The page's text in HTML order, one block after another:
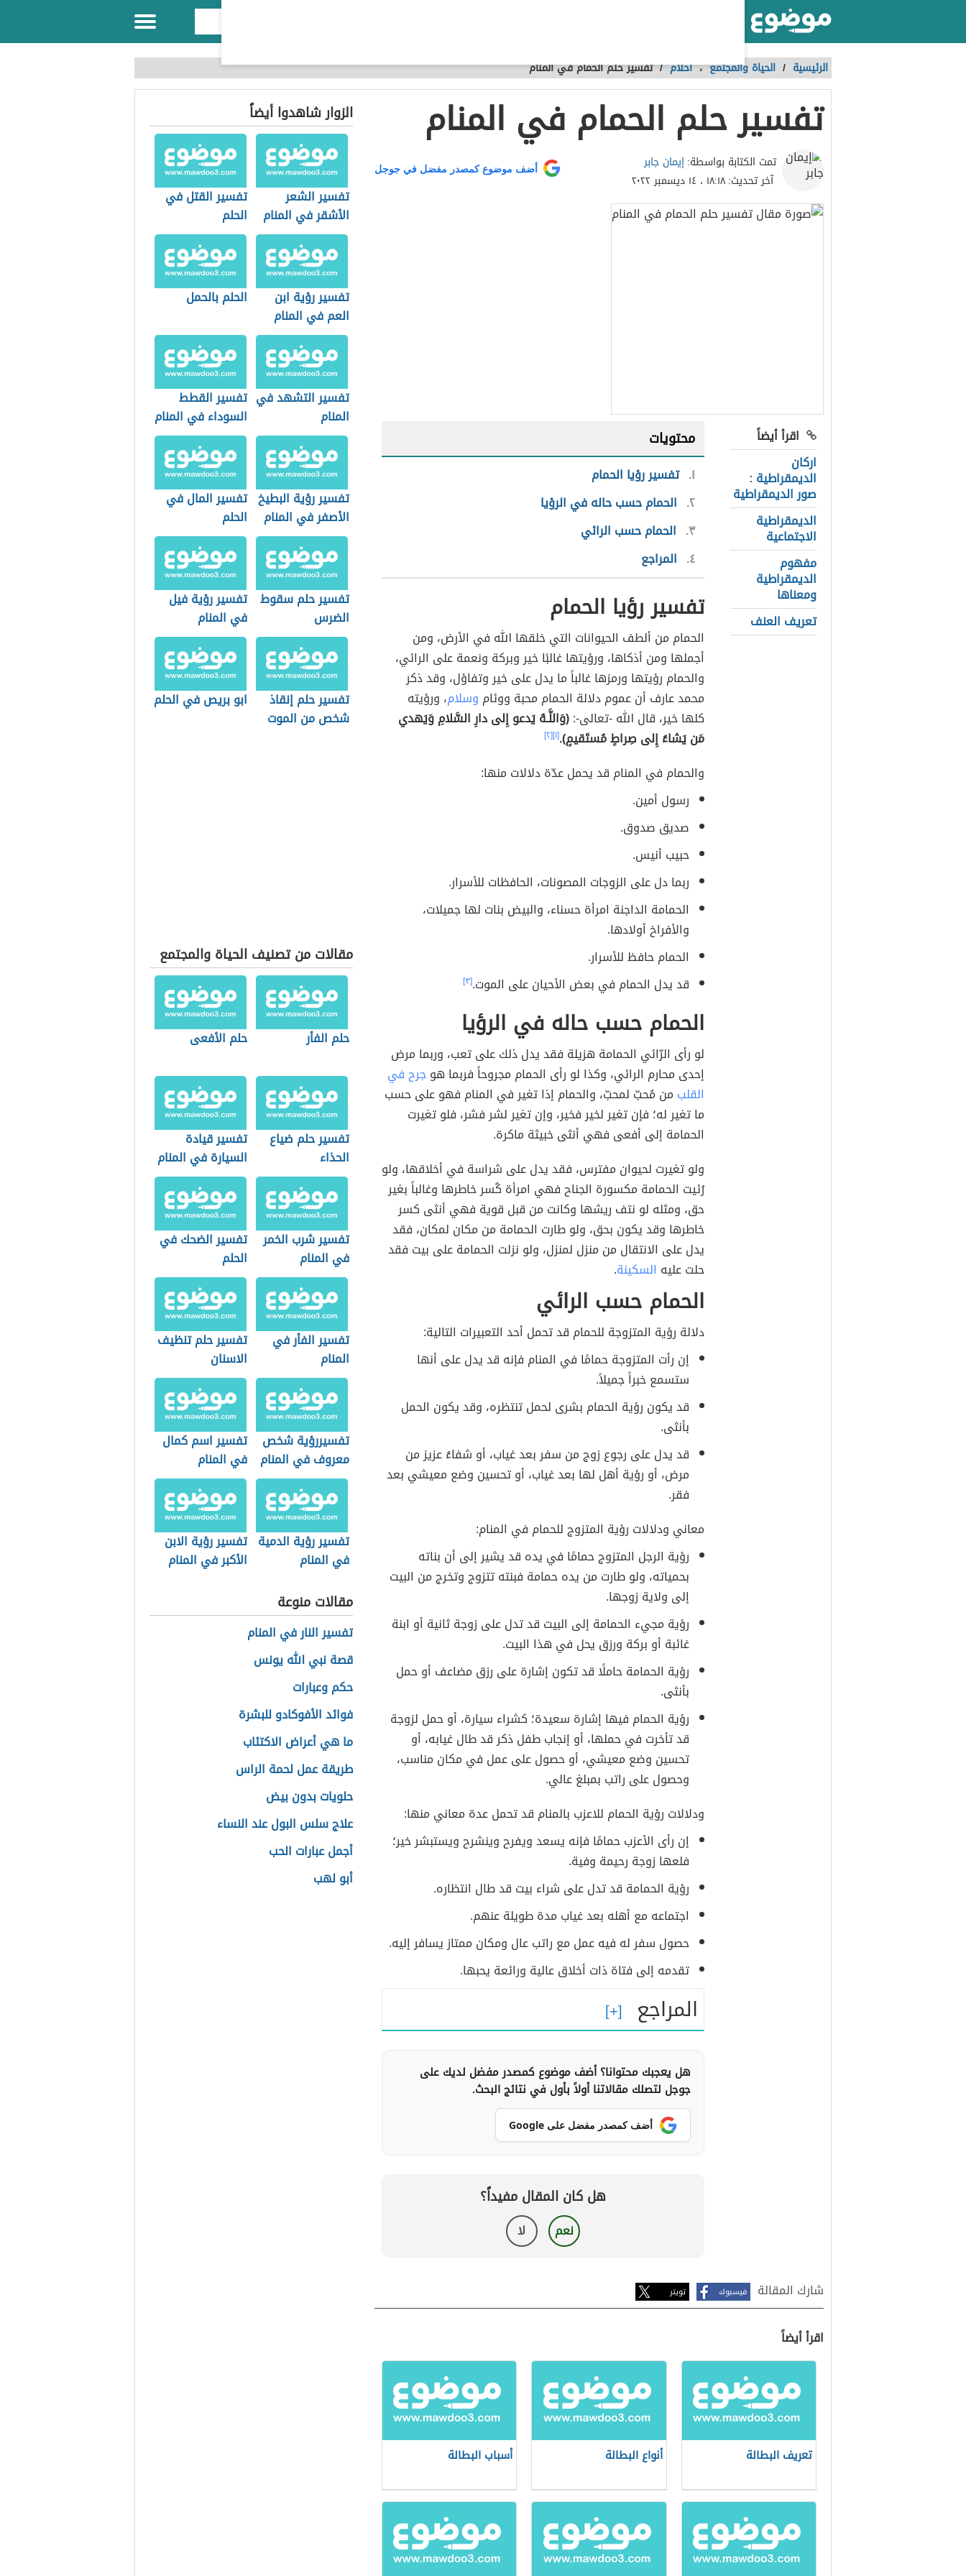
الرئيسية / الحياة والمجتمع،احلام /تفسير حلم الحمام في المنام
تفسير حلم الحمام في المنام
تمت الكتابة بواسطة:إيمان جابر
آخر تحديث:١٨:١٨ ، ١٤ ديسمبر ٢٠٢٢
أضف موضوع كمصدر مفضل في جوجل
اقرأ أيضاً
اركان
الديمقراطية :
صور الديمقراطية
الديمقراطية
الاجتماعية
مفهوم
الديمقراطية
ومعناها
تعريف العنف
محتويات
١ تفسير رؤيا الحمام
٢ الحمام حسب حاله في الرؤيا
٣ الحمام حسب الرائي
٤ المراجع
تفسير رؤيا الحمام
الحمام من ألطف الحيوانات التي خلقها الله في الأرض، ومن
أجملها ومن أذكاها، ورؤيتها غالبًا خير وبركة ونعمة على الرائي،
والحمام رؤيتها ورمزها غالباً ما يدل على خير وتفاؤل، وقد ذكر
محمد عارف أن عموم دلالة الحمام محبة ووئام وسلام، ورؤيته
كلها خير، قال الله -تعالى-:(وَاللَّـهُ يَدعو إِلى دارِ السَّلامِ وَيَهدي
مَن يَشاءُ إِلى صِراطٍ مُستَقيمٍ).[١] [٢]
والحمام في المنام قد يحمل عدّة دلالات منها:
رسول أمين.
صديق صدوق.
حبيب أنيس.
ربما دل على الزوجات المصونات، الحافظات للأسرار.
الحمامة الداجنة امرأة حسناء، والبيض بنات لها جميلات،
والأفراخ أولادها.
الحمام حافظ للأسرار.
قد يدل الحمام في بعض الأحيان على الموت.[٣]
الحمام حسب حاله في الرؤيا
لو رأى الرّائي الحمامة هزيلة فقد يدل ذلك على تعب، وربما مرض
إحدى محارم الرائي، وكذا لو رأى الحمام مجروحاً فربما هوجرح في
القلب من مُحبّ لمحبّ، والحمام إذا تغير في المنام فهو على حسب
ما تغير له؛ فإن تغير لخير فخير، وإن تغير لشر فشر، فلو تغيرت
الحمامة إلى أفعى فهي أنثى خبيثة ماكرة.
ولو تغيرت لحيوان مفترس، فقد يدل على شراسة في أخلاقها، ولو
رُئيت الحمامة مكسورة الجناح فهي امرأة كُسر خاطرها وغالباً بغير
حق، ومثله لو نتف ريشها وكانت من قبل قوية فهي أنثى كسر
خاطرها وقد يكون بحق، ولو طارت الحمامة من مكان لمكان، فقد
يدل على الانتقال من منزل لمنزل، ولو نزلت الحمامة على بيت فقد
حلت عليه السكينة.
الحمام حسب الرائي
دلالة رؤية المتزوجة للحمام قد تحمل أحد التعبيرات التالية:
إن رأت المتزوجة حمامًا في المنام فإنه قد يدل على أنها
ستسمع خبراً جميلاً.
قد يكون رؤية الحمام بشرى لحمل تنتظره، وقد يكون الحمل
بأنثى.
قد يدل على رجوع زوج من سفر بعد غياب، أو شفاءُ عزيز من
مرض، أو رؤية أهل لها بعد غياب، أو تحسين وضع معيشي بعد
فقر.
معاني ودلالات رؤية المتزوج للحمام في المنام:
رؤية الرجل المتزوج حمامًا في يده قد يشير إلى أن بناته
بحمياته، ولو طارت من يده حمامة فبنته تتزوج وتخرج من البيت
إلى ولاية زوجها.
رؤية مجيء الحمامة إلى البيت قد تدل على زوجة ثانية أو ابنة
غائبة أو بركة ورزق يحل في هذا البيت.
رؤية الحمامة حاملًا قد تكون إشارة على رزق مضاعف أو حمل
بأنثى.
رؤية الحمام فيها إشارة سعيدة؛ كشراء سيارة، أو حمل لزوجة
قد تأخرت في حملها، أو إنجاب طفل ذكر قد طال غيابه، أو
تحسين وضع معيشي، أو حصول على عمل في مكان مناسب،
وحصول على راتب بمبلغ عالي.
ودلالات رؤية الحمام للاعزب بالمنام قد تحمل عدة معاني منها:
إن رأى الأعزب حمامًا فإنه يسعد ويفرح وينشرح ويستبشر خير؛
فلعها زوجة رحيمة وفية.
رؤية الحمامة قد تدل على شراء بيت قد طال انتظاره.
اجتماعه مع أهله بعد غياب مدة طويلة عنهم.
حصول سفر له فيه عمل مع راتب عال ومكان ممتاز يسافر إليه.
تقدمه إلى فتاة ذات أخلاق عالية ورائعة يحبها.
المراجع
هل يعجبك محتوانا؟ أضف موضوع كمصدر مفضل لديك على
جوجل لتصلك مقالاتنا أولاً بأول في نتائج البحث.
أضف كمصدر مفضل على Google
هل كان المقال مفيداً؟
نعم لا
شارك المقالة فيسبوك تويتر
اقرأ أيضاً
تعريف البطالة أنواع البطالة أسباب البطالة
الزوار شاهدوا أيضاً
تفسير الشعر
الأشقر في المنام
تفسير القتل في
الحلم
تفسير رؤية ابن
العم في المنام
الحلم بالحمل
تفسير التشهد في
المنام
تفسير القطط
السوداء في المنام
تفسير رؤية البطيخ
الأصفر في المنام
تفسير المال في
الحلم
تفسير حلم سقوط
الضرس
تفسير رؤية فيل
في المنام
تفسير حلم إنقاذ
شخص من الموت
ابو بريص في الحلم
مقالات من تصنيف الحياة والمجتمع
حلم الفأر حلم الأفعى
تفسير حلم ضياع
الحذاء
تفسير قيادة
السيارة في المنام
تفسير شرب الخمر
في المنام
تفسير الضحك في
الحلم
تفسير الفأر في
المنام
تفسير حلم تنظيف
الاسنان
تفسيررؤية شخص
معروف في المنام
تفسير اسم كمال
في المنام
تفسير رؤية الدمية
في المنام
تفسير رؤية الابن
الأكبر في المنام
مقالات منوعة
تفسير النار في المنام
قصة نبي الله يونس
حكم وعبارات
فوائد الأفوكادو للبشرة
ما هي أعراض الاكتئاب
طريقة عمل لحمة الراس
حلويات بدون بيض
علاج سلس البول عند النساء
أجمل عبارات الحب
أبو لهب